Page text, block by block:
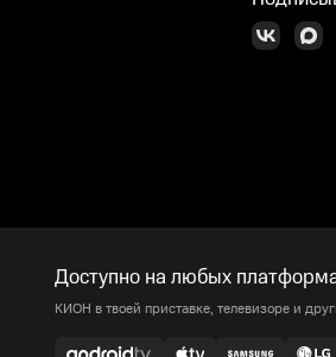
Доступно на любых
КИОН в твоей приставке, телевизоре и